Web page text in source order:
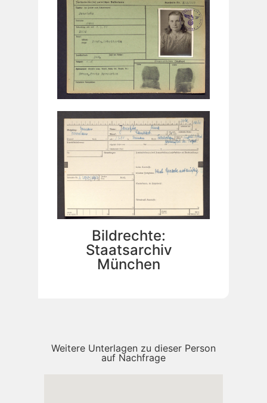
Bildrechte:
Staatsarchiv
München
Weitere Unterlagen zu dieser Person
auf Nachfrage